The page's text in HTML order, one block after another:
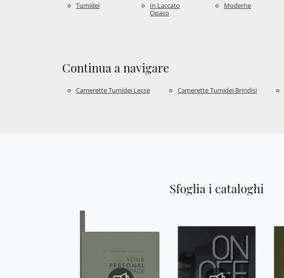
Tumidei
In Laccato
Opaco
Moderne
Continua a navigare
Camerette Tumidei Lecce Camerette Tumidei Brindisi
Sfoglia i cataloghi